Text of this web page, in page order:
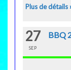
Plus de détails
27
SEP
BBQ